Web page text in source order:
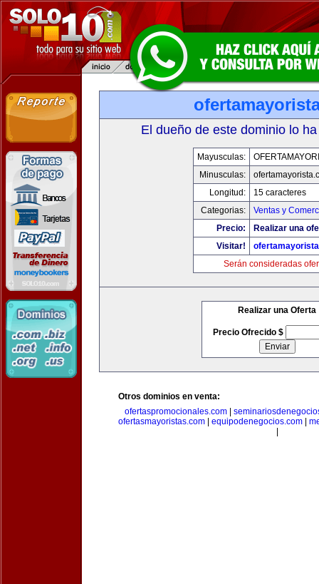
El dueño de este dominio lo
Mayusculas:
Minusculas:
Longitud:
15 caracteres
Categorias:
Ventas y
Precio:
Realizar una
Visitar!
Serán consideradas
Realizar una Oferta
Precio Ofrecido $
Otros dominios en venta:
ofertaspromocionales.com
ofertasmayoristas.com
equipodenegocios.com